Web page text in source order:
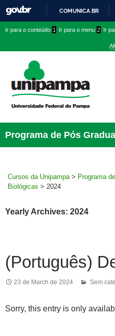
COMUNICA BR
conteúdo
menu
superior
menu
Ir para o conteúdo 1 Ir para o menu 2 Ir
Cursos da Unipampa > Programa
Biológicas > 2024
Yearly Archives: 2024
(Português)
23 de March de 2024 Sem
Sorry, this entry is only